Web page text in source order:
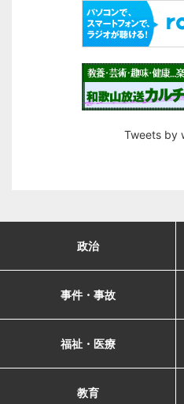
Tweets by
政治
事件・事故
福祉・医療
教育